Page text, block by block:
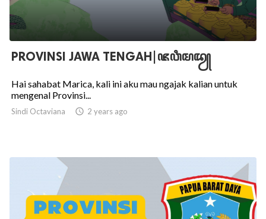
PROVINSI JAWA TENGAH|ꦗꦮꦶꦩꦢꦾ
Hai sahabat Marica, kali ini aku mau ngajak kalian untuk
mengenal Provinsi...
Sindi Octaviana  2 years ago